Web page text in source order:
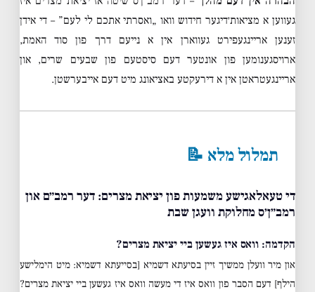
געווען א מציאות׳דיגער חידוש וואו „ואסרתי אתכם לי לעם” – די אידן
זענען אריינגעפירט געווארן אין א נייעם דרך פון סוד האמת,
ארויסגענומען פון אונטער דעם סיסטעם פון שבעים שרים, און
אריינגעטראטן אין א דירעקטע באציאונג מיט דעם אייבערשטן.
תמלול מלא 📝
די טעאלאגישע משמעות פון יציאת מצרים: דער רמב״ם און
רמב״ן׳ס מחלוקת וועגן שבת
הקדמה: וואס איז געשען ביי יציאת מצרים?
און מיר וועלן ממשיך זיין בסיעתא דשמיא [בסייעתא דשמיא: מיט הימלישע
הילף] דעם הסבר פון וואס איז די מעשה וואס איז געשען ביי יציאת מצרים?